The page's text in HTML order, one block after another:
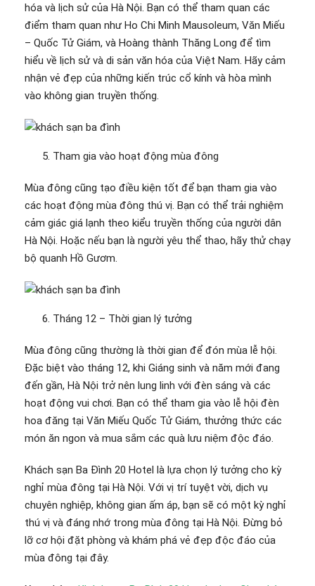
hóa và lịch sử của Hà Nội. Bạn có thể tham quan các
điểm tham quan như Ho Chi Minh Mausoleum, Văn Miếu
– Quốc Tử Giám, và Hoàng thành Thăng Long để tìm
hiểu về lịch sử và di sản văn hóa của Việt Nam. Hãy cảm
nhận vẻ đẹp của những kiến trúc cổ kính và hòa mình
vào không gian truyền thống.
Tham gia vào hoạt động mùa đông
Mùa đông cũng tạo điều kiện tốt để bạn tham gia vào
các hoạt động mùa đông thú vị. Bạn có thể trải nghiệm
cảm giác giá lạnh theo kiểu truyền thống của người dân
Hà Nội. Hoặc nếu bạn là người yêu thể thao, hãy thử chạy
bộ quanh Hồ Gươm.
Tháng 12 – Thời gian lý tưởng
Mùa đông cũng thường là thời gian để đón mùa lễ hội.
Đặc biệt vào tháng 12, khi Giáng sinh và năm mới đang
đến gần, Hà Nội trở nên lung linh với đèn sáng và các
hoạt động vui chơi. Bạn có thể tham gia vào lễ hội đèn
hoa đăng tại Văn Miếu Quốc Tử Giám, thưởng thức các
món ăn ngon và mua sắm các quà lưu niệm độc đáo.
Khách sạn Ba Đình 20 Hotel là lựa chọn lý tưởng cho kỳ
nghỉ mùa đông tại Hà Nội. Với vị trí tuyệt vời, dịch vụ
chuyên nghiệp, không gian ấm áp, bạn sẽ có một kỳ nghỉ
thú vị và đáng nhớ trong mùa đông tại Hà Nội. Đừng bỏ
lỡ cơ hội đặt phòng và khám phá vẻ đẹp độc đáo của
mùa đông tại đây.